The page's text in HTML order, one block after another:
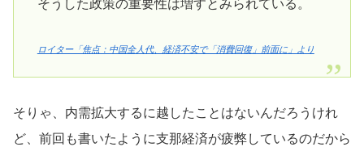
そうした政策の重要性は増すとみられている。
ロイター「焦点：中国全人代、経済不安で「消費回復」前面に」より
そりゃ、内需拡大するに越したことはないんだろうけれ
ど、前回も書いたように支那経済が疲弊しているのだから